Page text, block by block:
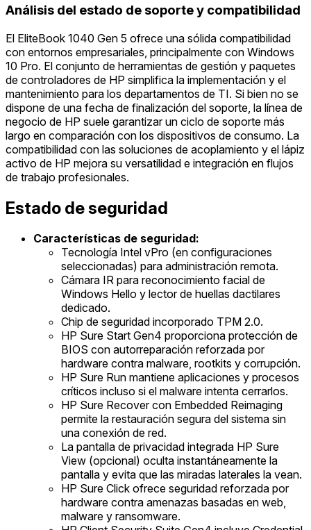
Análisis del estado de soporte y compatibilidad
El EliteBook 1040 Gen 5 ofrece una sólida compatibilidad
con entornos empresariales, principalmente con Windows
10 Pro. El conjunto de herramientas de gestión y paquetes
de controladores de HP simplifica la implementación y el
mantenimiento para los departamentos de TI. Si bien no se
dispone de una fecha de finalización del soporte, la línea de
negocio de HP suele garantizar un ciclo de soporte más
largo en comparación con los dispositivos de consumo. La
compatibilidad con las soluciones de acoplamiento y el lápiz
activo de HP mejora su versatilidad e integración en flujos
de trabajo profesionales.
Estado de seguridad
Características de seguridad:
Tecnología Intel vPro (en configuraciones
seleccionadas) para administración remota.
Cámara IR para reconocimiento facial de
Windows Hello y lector de huellas dactilares
dedicado.
Chip de seguridad incorporado TPM 2.0.
HP Sure Start Gen4 proporciona protección de
BIOS con autorreparación reforzada por
hardware contra malware, rootkits y corrupción.
HP Sure Run mantiene aplicaciones y procesos
críticos incluso si el malware intenta cerrarlos.
HP Sure Recover con Embedded Reimaging
permite la restauración segura del sistema sin
una conexión de red.
La pantalla de privacidad integrada HP Sure
View (opcional) oculta instantáneamente la
pantalla y evita que las miradas laterales la vean.
HP Sure Click ofrece seguridad reforzada por
hardware contra amenazas basadas en web,
malware y ransomware.